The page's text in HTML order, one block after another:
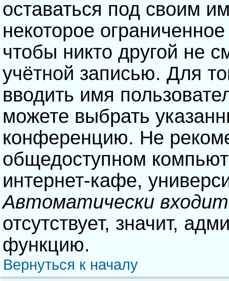
оставаться под своим
некоторое
чтобы никто другой не
учётной записью. Для
вводить имя
можете выбрать
конференцию. Не
общедоступном
интернет-кафе,
Автоматически
отсутствует, значит,
функцию.
Вернуться к началу